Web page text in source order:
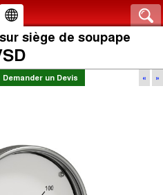
siège de soupape
« »
Demander un Devis